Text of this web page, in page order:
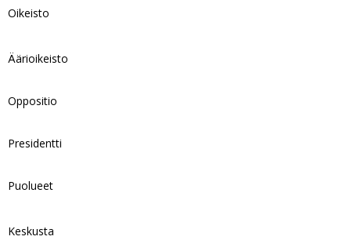
Oikeisto
Äärioikeisto
Oppositio
Presidentti
Puolueet
Keskusta